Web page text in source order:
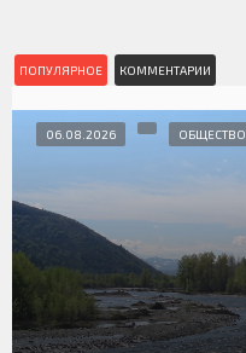
ПОПУЛЯРНОЕ КОММЕНТАРИИ
06.08.2026 ОБЩЕСТВО